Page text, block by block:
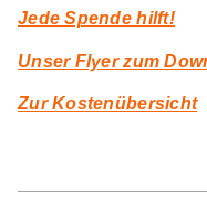
Jede Spende hilft!
Unser Flyer zum
Zur Kostenübersicht